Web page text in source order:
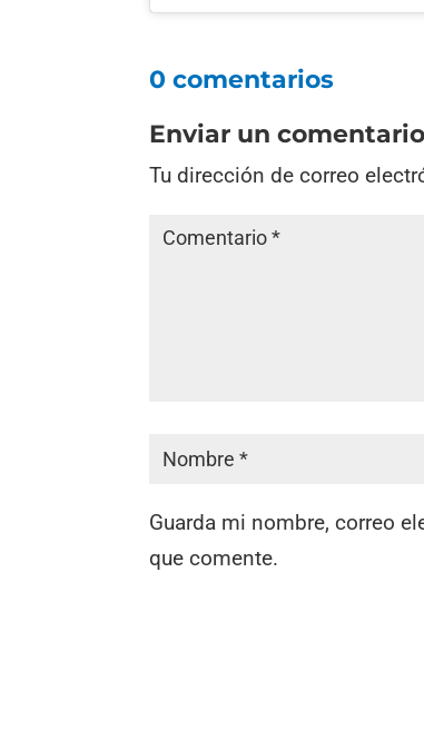
0 comentarios
Enviar un comentario
Tu dirección de correo
Guarda mi nombre, correo
que comente.